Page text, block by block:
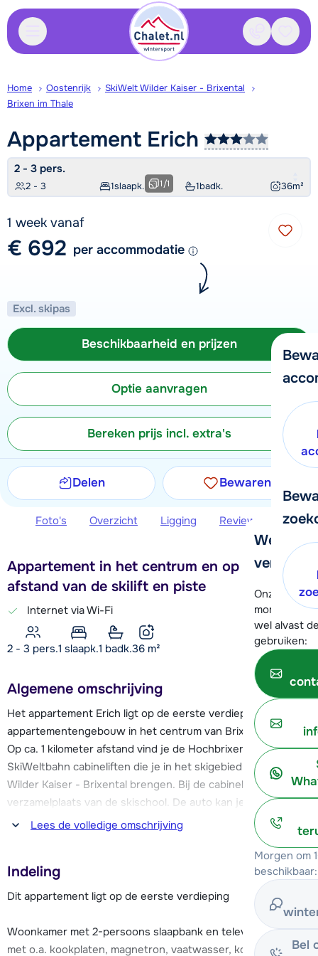
Contact
We
verder!
Onze
moment
wel alvast
gebruiken:
Morgen om
beschikbaar:
Bel
Home Oostenrijk
SkiWelt Wilder Kaiser - Brixental
Brixen im Thale
Appartement Erich
2 - 3 pers.
2 - 3 1slaapk. 1badk. 36m²
1/1
1 week vanaf
€ 692 per accommodatie
Excl. skipas
Beschikbaarheid en prijzen
Optie aanvragen
Bereken prijs incl. extra's
Delen Bewaren
Foto's Overzicht Ligging Reviews
Appartement in het centrum en op 1 km
afstand van de skilift en piste
Internet via Wi-Fi
2 - 3 pers.1 slaapk.1 badk.36 m²
Algemene omschrijving
Het appartement Erich ligt op de eerste verdieping van een
appartementengebouw in het centrum van Brixen im Thale.
Op ca. 1 kilometer afstand vind je de Hochbrixen en de
SkiWeltbahn cabineliften die je in het skigebied SkiWelt
Wilder Kaiser - Brixental brengen. Bij de cabinelift is ook de
verzamelplaats van de skischool. De auto kan je gedurende
de week laten staan want er rijdt een skibus van en naar de
lift, die op zo'n 100 meter van appartement Erich stopt.
Op loopafstand van het appartement vind je een sportwinkel
met verhuurmogelijkheden en enkele andere winkels. Een
supermarkt ligt op zo'n 400 meter afstand. In het centrum
vind je verder een aantal restaurants waar je een hapje kunt
gaan eten.
Lees de volledige omschrijving
Indeling
Dit appartement ligt op de eerste verdieping
Woonkamer met 2-persoons slaapbank en televisie. Keuken
met o.a. kookplaten, magnetron, vaatwasser, koelkast met